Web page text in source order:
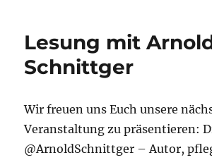
–
FOXG
1
Lesung mit
Schnittger
Wir freuen uns Euch unsere
Veranstaltung zu präsentieren:
@ArnoldSchnittger – Autor,